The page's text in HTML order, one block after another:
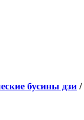
бусины дзи /